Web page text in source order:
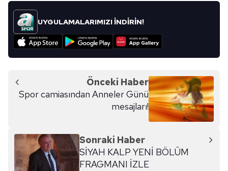
UYGULAMALARIMIZI İNDİRİN!
Önceki Haber
Spor camiasından Anneler Günü
mesajları!
Sonraki Haber
SİYAH KALP YENİ BÖLÜM
FRAGMANI İZLE